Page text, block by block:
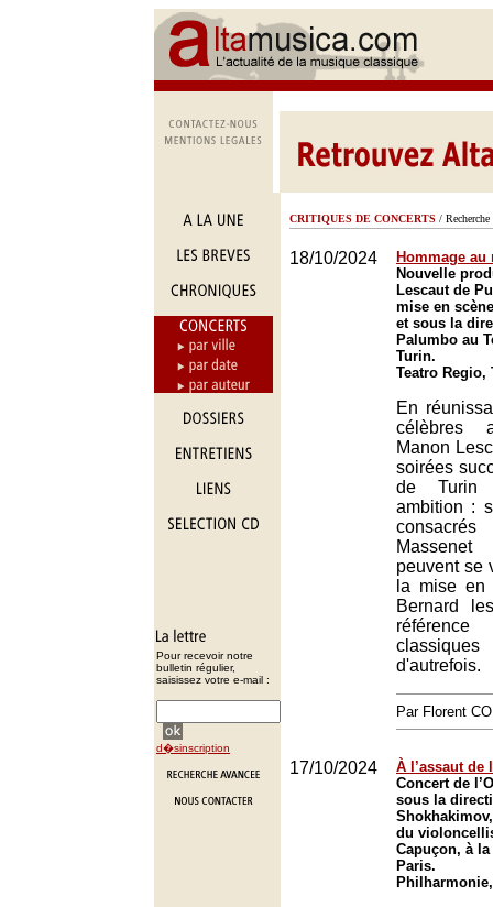
Pour recevoir notre
bulletin régulier,
saisissez votre e-mail :
d�sinscription
CRITIQUES DE CONCERTS / Recherche
18/10/2024
Hommage
Nouvelle
Lescaut de
mise en
et sous la
Palumbo au
Turin.
Teatro Regio,
En
célèbres
Manon
soirées
de Turin
ambition :
peuvent se
la mise en
Bernard
d'autrefois.
Par Florent
17/10/2024
À l’assaut de
Concert de
sous la
du
Capuçon, à
Paris.